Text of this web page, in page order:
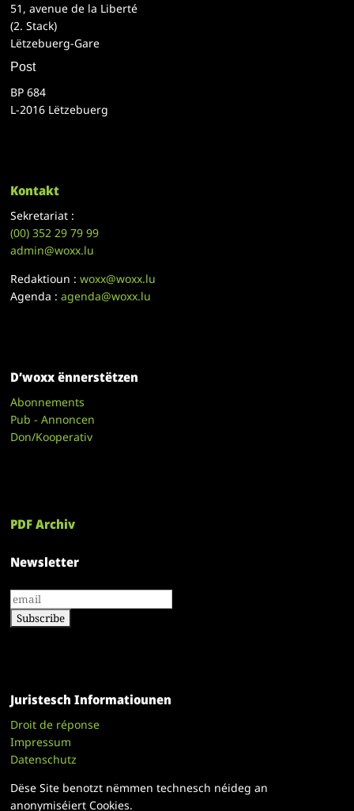
51, avenue de la Liberté
(2. Stack)
Lëtzebuerg-Gare
Post
BP 684
L-2016 Lëtzebuerg
Kontakt
Sekretariat :
(00)352 29 79 99
admin@woxx.lu
Redaktioun :woxx@woxx.lu
Agenda :agenda@woxx.lu
D’woxx ënnerstëtzen
Abonnements
Pub - Annoncen
Don/Kooperativ
PDF Archiv
Newsletter
Juristesch Informatiounen
Droit de réponse
Impressum
Datenschutz
Dëse Site benotzt nëmmen technesch néideg an
anonymiséiert Cookies.